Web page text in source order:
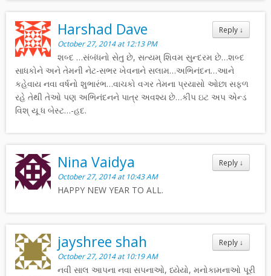
Reply ↓
Harshad Dave
October 27, 2014 at 12:13 PM
શબ્દ …સંબંધનો સેતુ છે, સત્યમ્ શિવમ સુન્દરમ છે…શબ્દ
સાધકોને અને તેમની નેટ-સભર ખેવનાને સલામ…અભિનંદન…આને
કહેવાય નવા વર્ષનો શુભારંભ…વાચકો વગર તેમના પ્રયાસો ઓછા સફળ
રહે તેથી તેઓ પણ અભિનંદનને પાત્ર અવશ્ય છે…કીપ ઇટ અપ એન્ડ
વિશ્ યૂ ધ બેસ્ટ…-હદ.
Reply ↓
Nina Vaidya
October 27, 2014 at 10:43 AM
HAPPY NEW YEAR TO ALL.
Reply ↓
jayshree shah
October 27, 2014 at 10:19 AM
નવી સાલ આપના નવા સપનાઓ, ધ્યેયો, મનોકામનાઓ પૂરી